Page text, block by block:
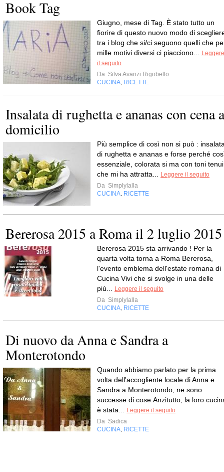
Book Tag
Giugno, mese di Tag. È stato tutto un
fiorire di questo nuovo modo di
tra i blog che si/ci seguono quelli che
mille motivi diversi ci piacciono...
Leggere
il seguito
Da Silva Avanzi Rigobello
CUCINA RICETTE
Insalata di rughetta e ananas con cena a
domicilio
Più semplice di così non si può :
di rughetta e ananas e forse perché
essenziale, colorata si ma con toni tenui
che mi ha attratta...
Leggere il seguito
Da Simplylalla
CUCINA RICETTE
Bererosa 2015 a Roma il 2 luglio 2015
Bererosa 2015 sta arrivando ! Per la
quarta volta torna a Roma Bererosa,
l'evento emblema dell'estate romana di
Cucina Vivi che si svolge in una delle
più...
Leggere il seguito
Da Simplylalla
CUCINA RICETTE
Di nuovo da Anna e Sandra a
Monterotondo
Quando abbiamo parlato per la prima
volta dell'accogliente locale di Anna e
Sandra a Monterotondo, ne sono
successe di cose.Anzitutto, la loro
è stata...
Leggere il seguito
Da Sadica
CUCINA RICETTE